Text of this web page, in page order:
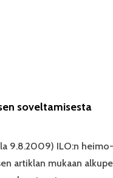
soveltamisesta
9.8.2009) ILO:n
artiklan mukaan